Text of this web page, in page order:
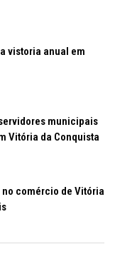
vistoria anual em
municipais
Vitória da Conquista
comércio de Vitória